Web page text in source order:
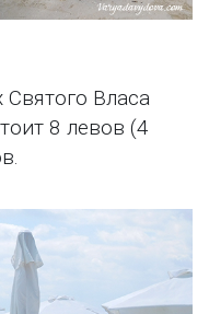
Святого Власа
8 левов (4